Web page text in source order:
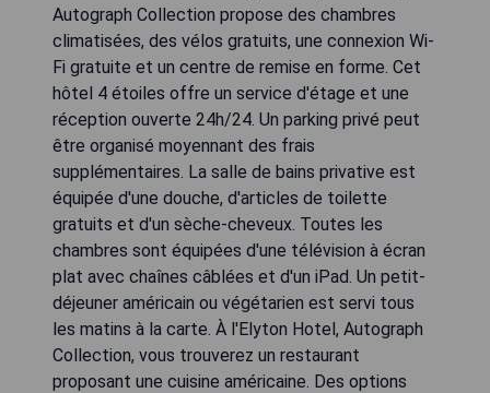
Autograph Collection propose des chambres
climatisées, des vélos gratuits, une connexion Wi-
Fi gratuite et un centre de remise en forme. Cet
hôtel 4 étoiles offre un service d'étage et une
réception ouverte 24h/24. Un parking privé peut
être organisé moyennant des frais
supplémentaires. La salle de bains privative est
équipée d'une douche, d'articles de toilette
gratuits et d'un sèche-cheveux. Toutes les
chambres sont équipées d'une télévision à écran
plat avec chaînes câblées et d'un iPad. Un petit-
déjeuner américain ou végétarien est servi tous
les matins à la carte. À l'Elyton Hotel, Autograph
Collection, vous trouverez un restaurant
proposant une cuisine américaine. Des options